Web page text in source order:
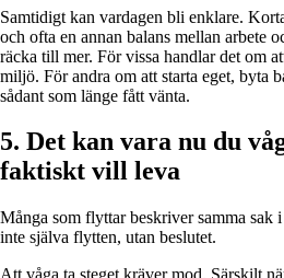
Samtidigt kan vardagen bli enklare.
och ofta en annan balans mellan arbete
räcka till mer. För vissa handlar det om
miljö. För andra om att starta eget, byta
sådant som länge fått vänta.
5. Det kan vara nu du
faktiskt vill leva
Många som flyttar beskriver samma sak
inte själva flytten, utan beslutet.